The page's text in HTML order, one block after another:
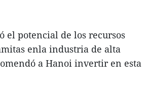
el potencial de los recursos
enla industria de alta
a Hanoi invertir en esta